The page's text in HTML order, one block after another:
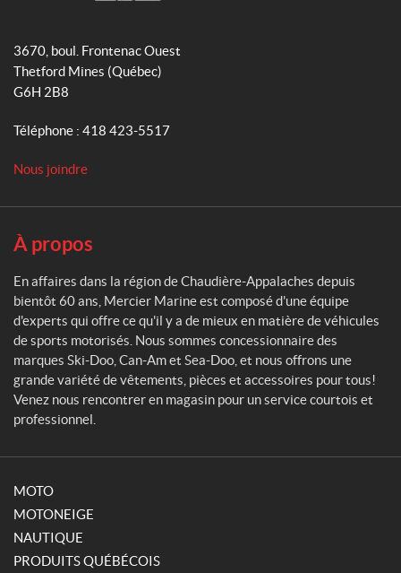
k
e
r
c
i
e
r
M
a
n
e
3670, boul. Frontenac Ouest
Thetford Mines (Québec)
G6H 2B8
Téléphone : 418 423-5517
Nous joindre
À propos
En affaires dans la région de Chaudière-Appalaches depuis
bientôt 60 ans, Mercier Marine est composé d'une équipe
d'experts qui offre ce qu'il y a de mieux en matière de véhicules
de sports motorisés. Nous sommes concessionnaire des
marques Ski-Doo, Can-Am et Sea-Doo, et nous offrons une
grande variété de vêtements, pièces et accessoires pour tous!
Venez nous rencontrer en magasin pour un service courtois et
professionnel.
MOTO
MOTONEIGE
NAUTIQUE
PRODUITS QUÉBÉCOIS